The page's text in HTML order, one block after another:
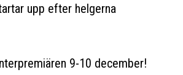
upp efter helgerna
9-10 december!